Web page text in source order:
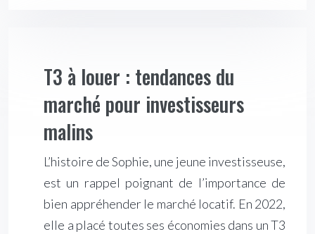
T3 à louer : tendances du
marché pour investisseurs
malins
L’histoire de Sophie, une jeune investisseuse,
est un rappel poignant de l’importance de
bien appréhender le marché locatif. En 2022,
elle a placé toutes ses économies dans un T3